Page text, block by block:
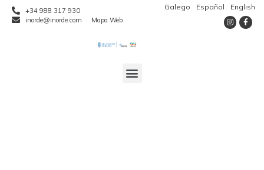
+34 988 317 930
inorde@inorde.com
Mapa Web
Galego Español English